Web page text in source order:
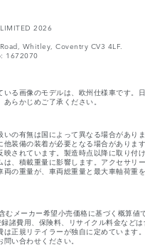
2026
Whitley, Coventry CV3 4LF.
1672070
る画像のモデルは、欧州仕様車です。
らかじめご了承ください。
の有無は国によって異なる場合がありま
他装備の装着が必要となる場合がありま
されています。製造時点以降に取り付
、積載重量に影響します。アクセサリー
の重量が、車両総重量と最大車軸荷重
むメーカー希望小売価格に基づく概算値
諸費用、保険料、リサイクル料金などは
正規リテイラーが独自に定めています。
い合わせください。